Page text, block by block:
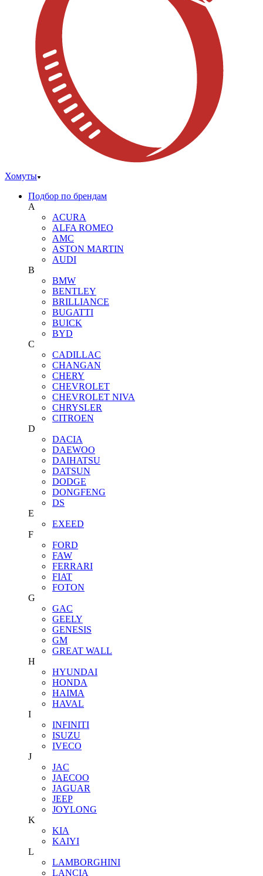
Хомуты
Подбор по брендам
A
ACURA
ALFA ROMEO
AMC
ASTON MARTIN
AUDI
B
BMW
BENTLEY
BRILLIANCE
BUGATTI
BUICK
BYD
C
CADILLAC
CHANGAN
CHERY
CHEVROLET
CHEVROLET NIVA
CHRYSLER
CITROEN
D
DACIA
DAEWOO
DAIHATSU
DATSUN
DODGE
DONGFENG
DS
E
EXEED
F
FORD
FAW
FERRARI
FIAT
FOTON
G
GAC
GEELY
GENESIS
GM
GREAT WALL
H
HYUNDAI
HONDA
HAIMA
HAVAL
I
INFINITI
ISUZU
IVECO
J
JAC
JAECOO
JAGUAR
JEEP
JOYLONG
K
KIA
KAIYI
L
LAMBORGHINI
LANCIA